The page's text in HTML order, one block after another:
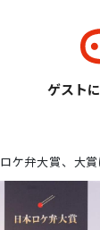
ゲスト
ケ弁大賞、大